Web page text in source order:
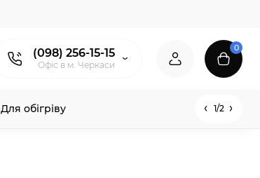
(098) 256-15-15
Офіс в м. Черкаси
0
Для обігріву 1/2